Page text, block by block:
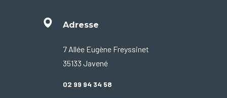
Adresse
7 Allée Eugène Freyssinet
35133 Javené
02 99 94 34 58